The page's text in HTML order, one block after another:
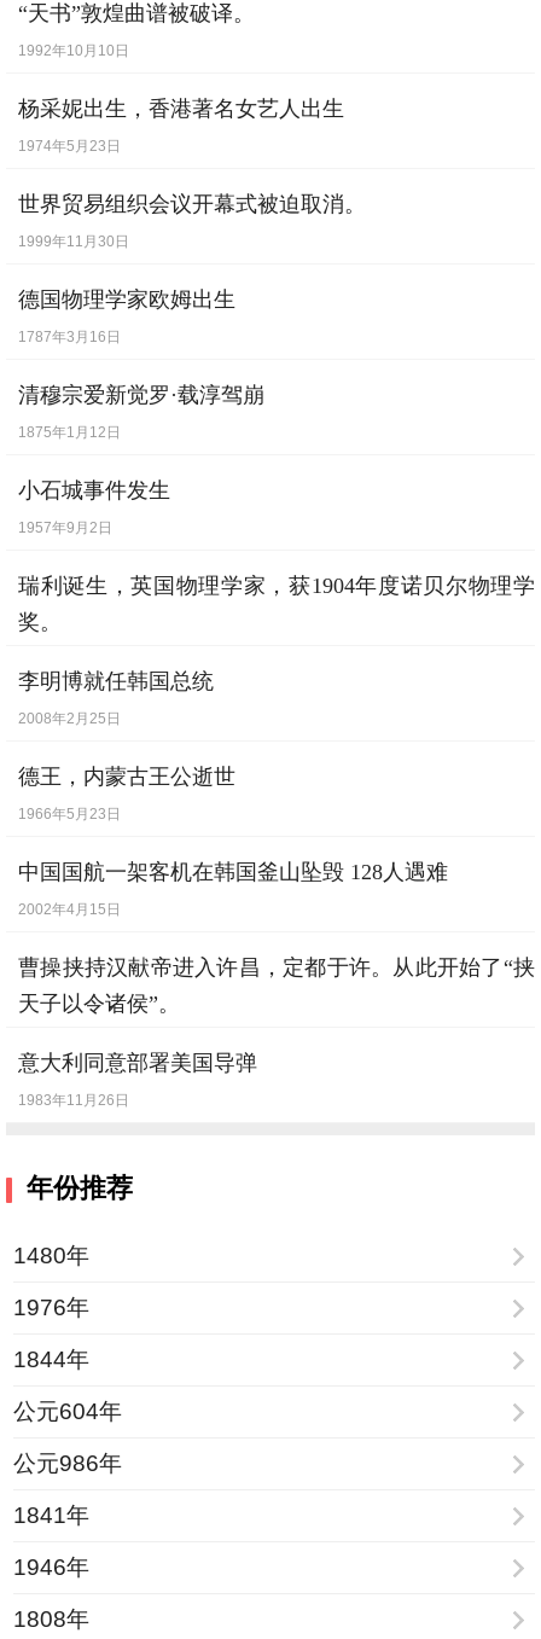
“天书”敦煌曲谱被破译。
1992年10月10日
杨采妮出生，香港著名女艺人出生
1974年5月23日
世界贸易组织会议开幕式被迫取消。
1999年11月30日
德国物理学家欧姆出生
1787年3月16日
清穆宗爱新觉罗·载淳驾崩
1875年1月12日
小石城事件发生
1957年9月2日
瑞利诞生，英国物理学家，获1904年度诺贝尔物理学
奖。
李明博就任韩国总统
2008年2月25日
德王，内蒙古王公逝世
1966年5月23日
中国国航一架客机在韩国釜山坠毁 128人遇难
2002年4月15日
曹操挟持汉献帝进入许昌，定都于许。从此开始了“挟
天子以令诸侯”。
意大利同意部署美国导弹
1983年11月26日
年份推荐
1480年
1976年
1844年
公元604年
公元986年
1841年
1946年
1808年